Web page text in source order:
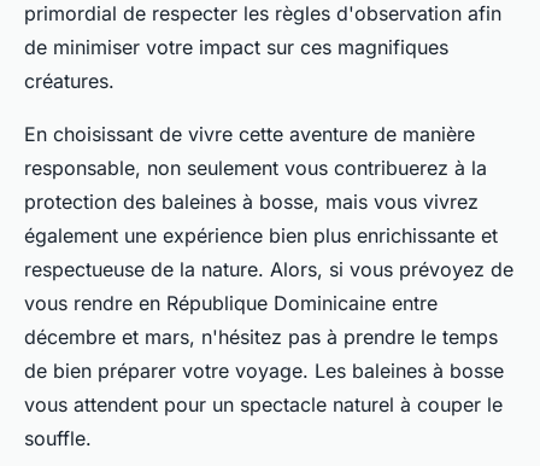
primordial de respecter les règles d'observation afin
de minimiser votre impact sur ces magnifiques
créatures.
En choisissant de vivre cette aventure de manière
responsable, non seulement vous contribuerez à la
protection des baleines à bosse, mais vous vivrez
également une expérience bien plus enrichissante et
respectueuse de la nature. Alors, si vous prévoyez de
vous rendre en République Dominicaine entre
décembre et mars, n'hésitez pas à prendre le temps
de bien préparer votre voyage. Les baleines à bosse
vous attendent pour un spectacle naturel à couper le
souffle.